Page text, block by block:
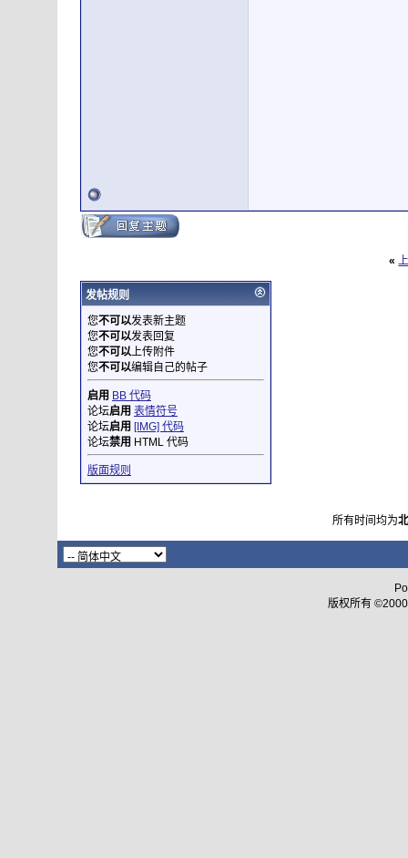
«
发帖规则
您不可以发表新主题
您不可以发表回复
您不可以上传附件
您不可以编辑自己的帖子
启用 BB 代码
论坛启用 表情符号
论坛启用 [IMG] 代码
论坛禁用 HTML 代码
版面规则
所有时间均为
版权所有